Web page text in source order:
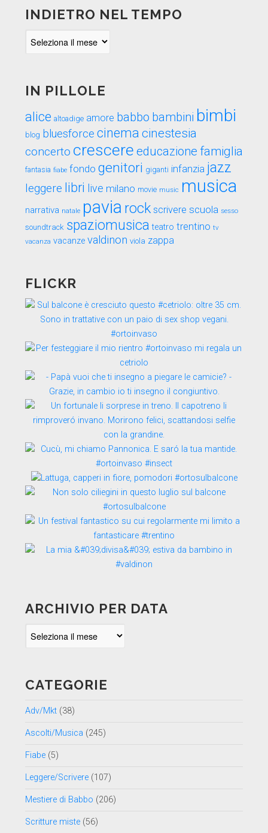
INDIETRO NEL TEMPO
IN PILLOLE
alice altoadige amore babbo bambini bimbi
blog bluesforce cinema cinestesia
concerto crescere educazione famiglia
fantasia fiabe fondo genitori giganti infanzia jazz
leggere libri live milano movie music musica
narrativa natale pavia rock scrivere scuola sesso
soundtrack spaziomusica teatro trentino tv
vacanza vacanze valdinon viola zappa
FLICKR
ARCHIVIO PER DATA
CATEGORIE
Adv/Mkt(38)
Ascolti/Musica (245)
Fiabe(5)
Leggere/Scrivere(107)
Mestiere di Babbo (206)
Scritture miste(56)